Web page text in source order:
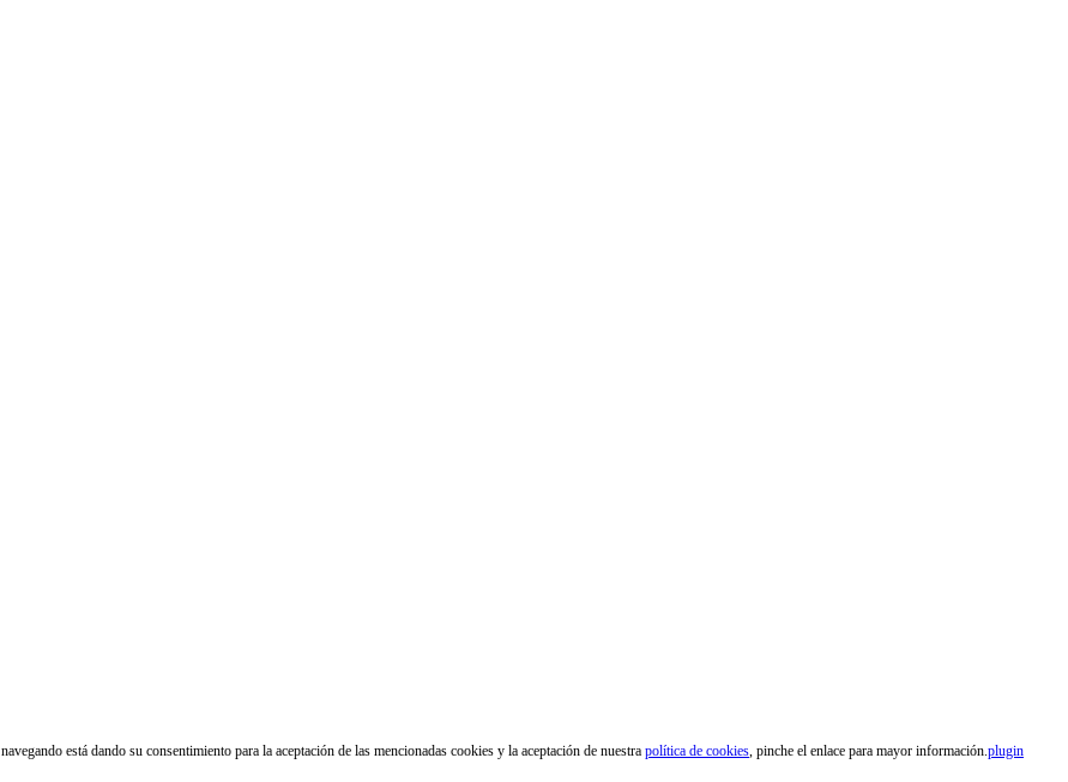
está dando su consentimiento para la aceptación de las mencionadas cookies y la aceptación de nuestra política de cookies , pinche el enlace para mayor información. plugin